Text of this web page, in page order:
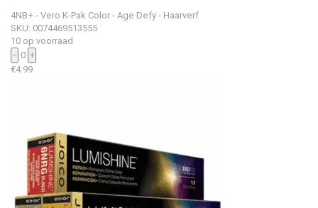
4NB+ - Vero K-Pak Color - Age Defy - Haarverf
SKU: 0074469513555
10 op voorraad
− 0 +
€4.99